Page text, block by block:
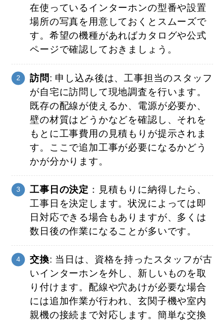
在使っているインターホンの型番や設置
場所の写真を用意しておくとスムーズで
す。希望の機種があればカタログや公式
ページで確認しておきましょう。
訪問: 申し込み後は、工事担当のスタッフ
が自宅に訪問して現地調査を行います。
既存の配線が使えるか、電源が必要か、
壁の材質はどうかなどを確認し、それを
もとに工事費用の見積もりが提示されま
す。ここで追加工事が必要になるかどう
かが分かります。
工事日の決定 ：見積もりに納得したら、
工事日を決定します。状況によっては即
日対応できる場合もありますが、多くは
数日後の作業になることが多いです。
交換: 当日は、資格を持ったスタッフが古
いインターホンを外し、新しいものを取
り付けます。配線や穴あけが必要な場合
には追加作業が行われ、玄関子機や室内
親機の接続まで対応します。簡単な交換